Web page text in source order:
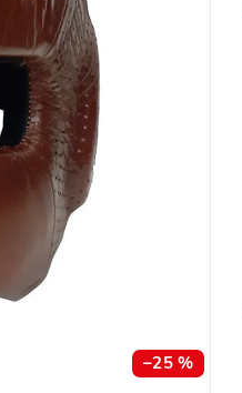
–25 %